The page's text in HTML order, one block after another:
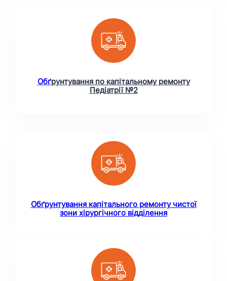
Обґрунтування по капітальному ремонту
Педіатрії №2
Обґрунтування капітального ремонту чистої
зони хірургічного відділення